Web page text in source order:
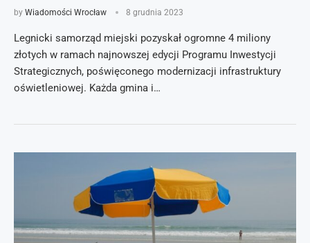
by Wiadomości Wrocław 8 grudnia 2023
Legnicki samorząd miejski pozyskał ogromne 4 miliony
złotych w ramach najnowszej edycji Programu Inwestycji
Strategicznych, poświęconego modernizacji infrastruktury
oświetleniowej. Każda gmina i…